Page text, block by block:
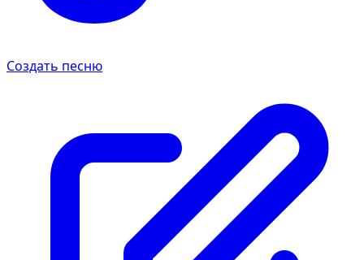
Создать песню